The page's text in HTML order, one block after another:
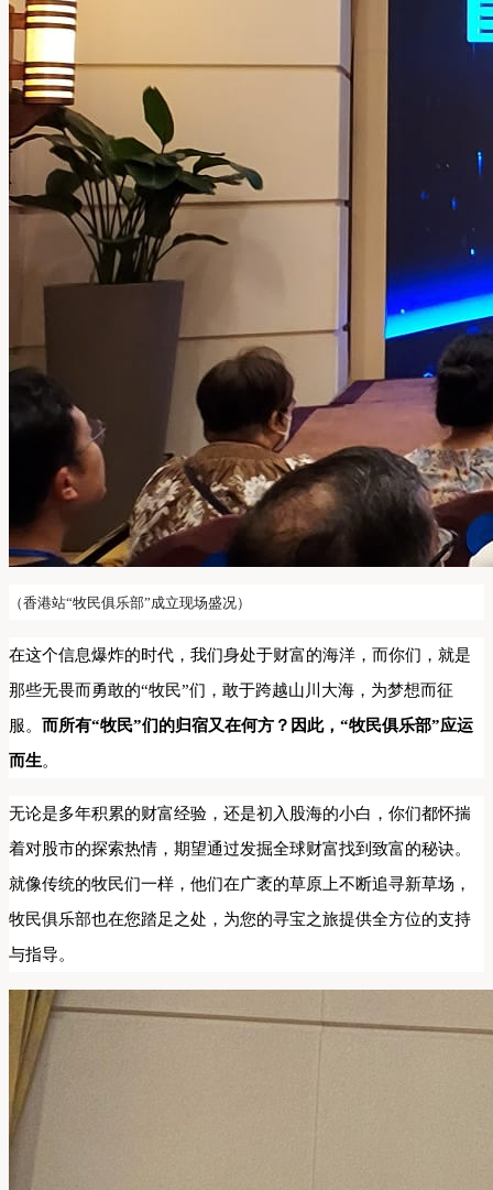
（香港站“牧民俱乐部”成立现场盛况）
在这个信息爆炸的时代，我们身处于财富的海洋，而你们，就是
那些无畏而勇敢的“牧民”们，敢于跨越山川大海，为梦想而征
服。 而所有“牧民”们的归宿又在何方？因此，“牧民俱乐部”应运
而生。
无论是多年积累的财富经验，还是初入股海的小白，你们都怀揣
着对股市的探索热情，期望通过发掘全球财富找到致富的秘诀。
就像传统的牧民们一样，他们在广袤的草原上不断追寻新草场，
牧民俱乐部也在您踏足之处，为您的寻宝之旅提供全方位的支持
与指导。